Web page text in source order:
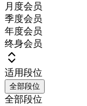
月度会员
季度会员
年度会员
终身会员
适用段位
全部段位
全部段位